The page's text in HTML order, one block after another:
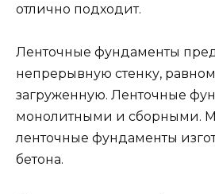
отлично подходит.
Ленточные фундаменты
непрерывную стенку,
загруженную. Ленточные
монолитными и сборными.
ленточные фундаменты
бетона.